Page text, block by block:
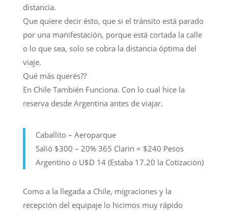
distancia.
Que quiere decir ésto, que si el tránsito está parado
por una manifestación, porque está cortada la calle
o lo que sea, solo se cobra la distancia óptima del
viaje.
Qué más querés??
En Chile También Funciona. Con lo cual hice la
reserva desde Argentina antes de viajar.
Caballito – Aeroparque
Salió $300 – 20% 365 Clarin = $240 Pesos
Argentino o U$D 14 (Estaba 17.20 la Cotización)
Como a la llegada a Chile, migraciones y la
recepción del equipaje lo hicimos muy rápido